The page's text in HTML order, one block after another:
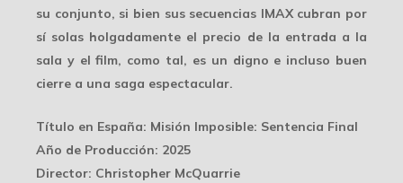
su conjunto, si bien sus secuencias IMAX cubran por
sí solas holgadamente el precio de la entrada a la
sala y el film, como tal, es un digno e incluso buen
cierre a una saga espectacular.
Título en España: Misión Imposible: Sentencia Final
Año de Producción: 2025
Director: Christopher McQuarrie